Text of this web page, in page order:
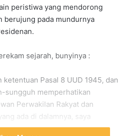
peristiwa yang mendorong
berujung pada mundurnya
sejarah, bunyinya :
ketentuan Pasal 8 UUD 1945, dan
sungguh memperhatikan
Perwakilan Rakyat dan
ada di dalamnya, saya
berhenti dari jabatan saya